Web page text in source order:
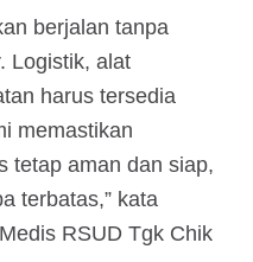
berjalan tanpa
Logistik, alat
harus tersedia
memastikan
tetap aman dan siap,
terbatas,” kata
RSUD Tgk Chik